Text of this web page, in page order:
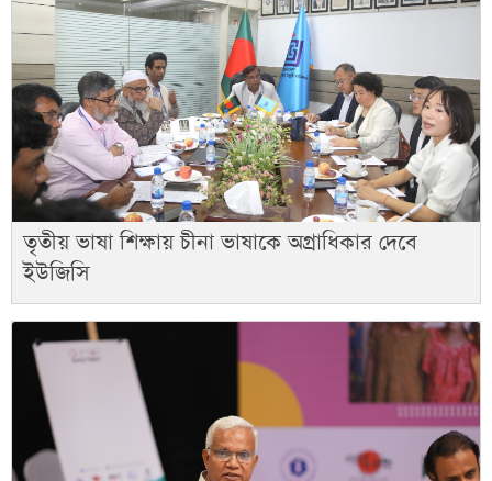
তৃতীয় ভাষা শিক্ষায় চীনা ভাষাকে অগ্রাধিকার দেবে
ইউজিসি